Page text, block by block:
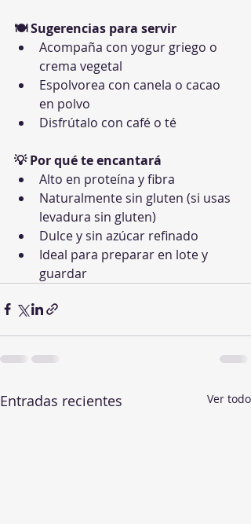
🍽 Sugerencias para servir
Acompaña con yogur griego o
crema vegetal
Espolvorea con canela o cacao
en polvo
Disfrútalo con café o té
💡 Por qué te encantará
Alto en proteína y fibra
Naturalmente sin gluten (si usas
levadura sin gluten)
Dulce y sin azúcar refinado
Ideal para preparar en lote y
guardar
Entradas recientes Ver todo